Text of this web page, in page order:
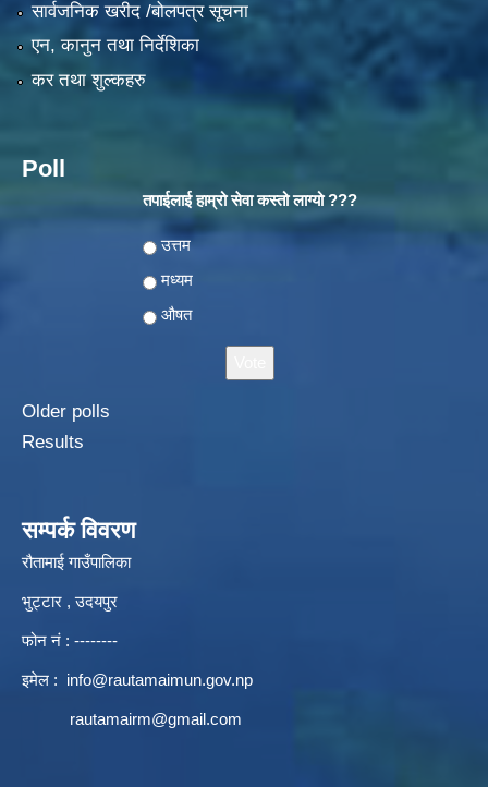
सार्वजनिक खरीद /बोलपत्र सूचना
एन, कानुन तथा निर्देशिका
कर तथा शुल्कहरु
Poll
तपाईलाई हाम्रो सेवा कस्तो लाग्यो ???
Choices
उत्तम
मध्यम
औषत
Older polls
Results
सम्पर्क विवरण
रौतामाई गाउँपालिका
भुट्टार , उदयपुर
फोन नं : --------
इमेल : info@rautamaimun.gov.np
rautamairm@gmail.com